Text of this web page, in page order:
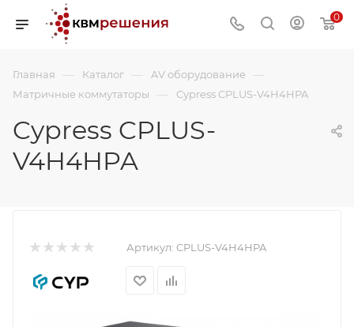
0
Главная — Каталог — AV оборудование —
Матричные коммутаторы — Cypress CPLUS-V4H4HPA
Cypress CPLUS-
V4H4HPA
Артикул: CPLUS-V4H4HPA